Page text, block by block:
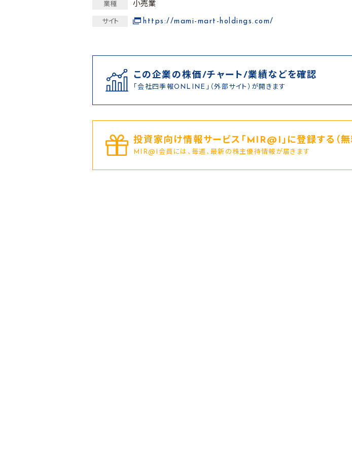
業種 小売業
サイト https://mami-mart-holdings.com/
この企業の株価/チャート/業績などを確認
「会社四季報ONLINE」（外部サイト）が開きます
投資家向け情報サービス｢MIR@I｣に登録する（無
MIR@I会員には、毎週、最新の株主優待情報が届きます